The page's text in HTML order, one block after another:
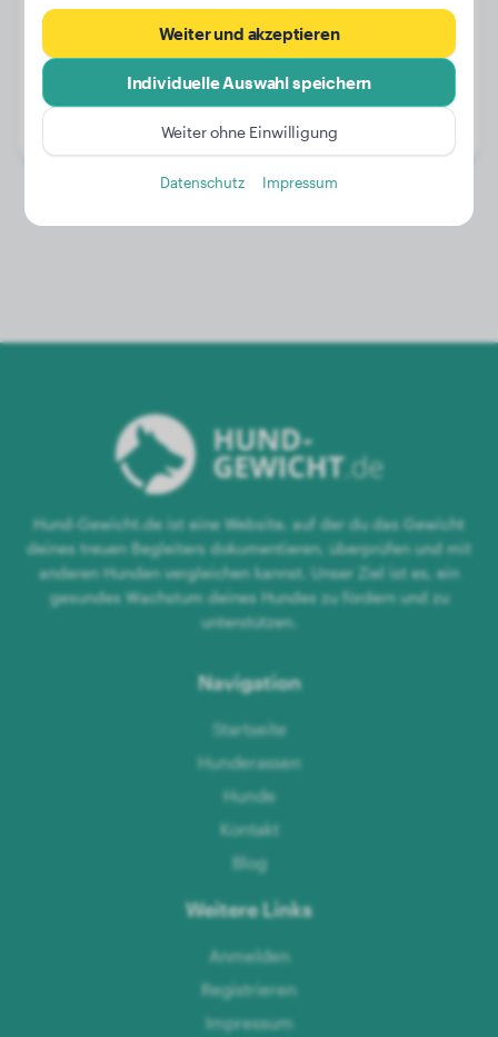
Gewicht:
14 kg
Alter:
4 Jahre, 3 Monate
Hund-Gewicht.de ist eine Website, auf der du das Gewicht
deines treuen Begleiters dokumentieren, überprüfen und mit
anderen Hunden vergleichen kannst. Unser Ziel ist es, ein
gesundes Wachstum deines Hundes zu fördern und zu
unterstützen.
Navigation
Startseite
Hunderassen
Hunde
Kontakt
Blog
Weitere Links
Anmelden
Registrieren
Impressum
Weiter und akzeptieren
Individuelle Auswahl speichern
Weiter ohne Einwilligung
Datenschutz Impressum